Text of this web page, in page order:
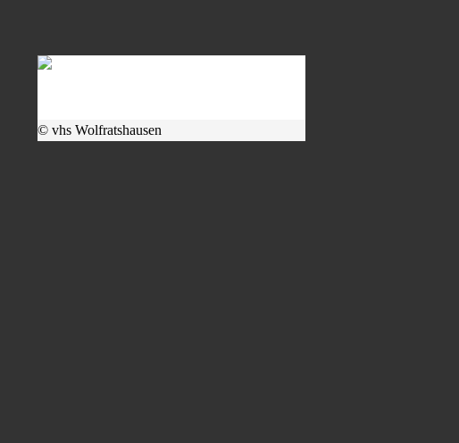
© vhs Wolfratshausen